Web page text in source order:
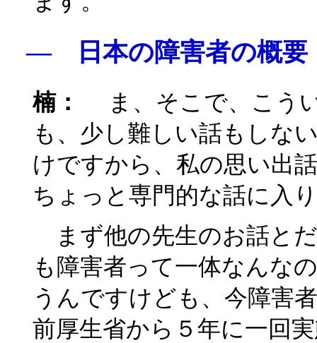
― 日本の障害者の概
楠：
ま、そこで、こう
も、少し難しい話もしな
けですから、私の思い出
ちょっと専門的な話に入
まず他の先生のお話と
も障害者って一体なんな
うんですけども、今障害
前厚生省から５年に一回